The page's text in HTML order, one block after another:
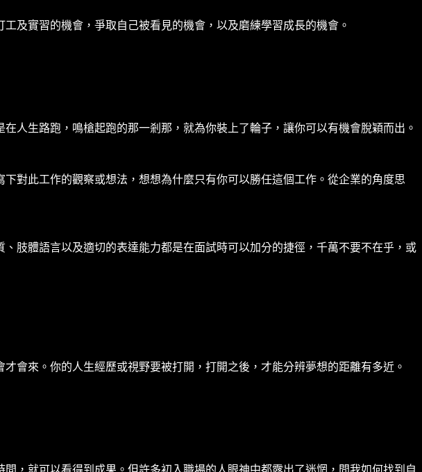
及實習的機會，爭取自己被看見的機會，以及磨練學習成長的機會。
人生路跑，鳴槍起跑的那一剎那，就為你裝上了輪子，讓你可以有機會脫穎而出。
對此工作的觀察或想法，想想為什麼只有你可以勝任這個工作。從企業的角度思
肢體語言以及適切的表達能力都是在面試時可以加分的捷徑，千萬不要不在乎，或
會來。你的人生經歷或視野要被打開，打開之後，才能分辨夢想的距離有多近。